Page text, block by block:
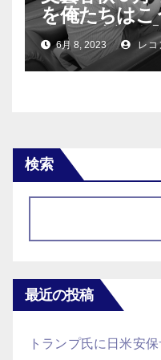
を俺たちはこ
会会員座談会
6月 8, 2023 レ
検索
最近の投稿
トランプ氏に日米安